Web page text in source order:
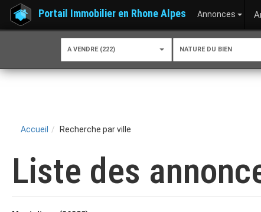
Portail Immobilier en Rhone Alpes Annonces
A VENDRE (222) NATURE DU BIEN
Accueil Recherche par ville
Liste des